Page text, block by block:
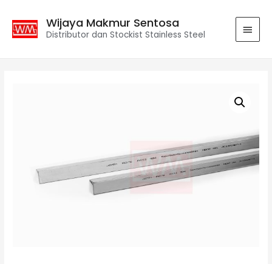
Wijaya Makmur Sentosa
Distributor dan Stockist Stainless Steel